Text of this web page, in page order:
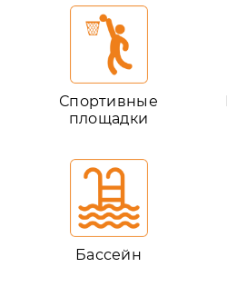
Спортивные
площадки
Бассейн